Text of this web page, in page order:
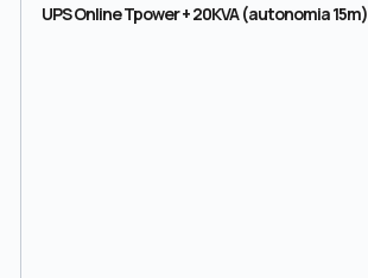
UPS Online Tpower + 20KVA (autonomia 15m)